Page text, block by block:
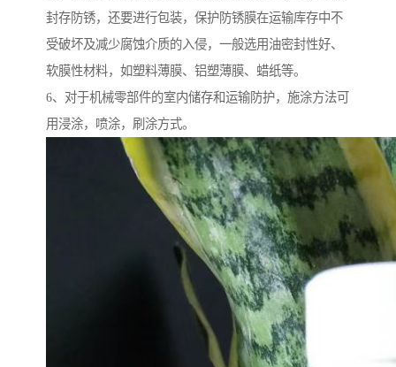
封存防锈，还要进行包装，保护防锈膜在运输库存中不
受破坏及减少腐蚀介质的入侵，一般选用油密封性好、
软膜性材料，如塑料薄膜、铝塑薄膜、蜡纸等。
6、对于机械零部件的室内储存和运输防护，施涂方法可
用浸涂，喷涂，刷涂方式。